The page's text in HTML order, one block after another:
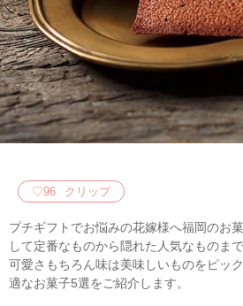
♡96 クリップ
プチギフトでお悩みの花嫁様へ福岡のお
して定番なものから隠れた人気なものま
可愛さもちろん味は美味しいものをピッ
適なお菓子5選をご紹介します。